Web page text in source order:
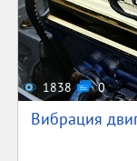
1838 0
Вибрация